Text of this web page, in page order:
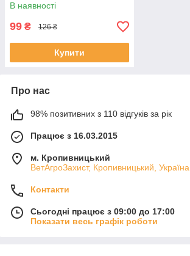
В наявності
99 ₴ 126 ₴
Купити
Про нас
98% позитивних з 110 відгуків за рік
Працює з 16.03.2015
м. Кропивницький
ВетАгроЗахист, Кропивницький, Україна
Контакти
Сьогодні працює з 09:00 до 17:00
Показати весь графік роботи